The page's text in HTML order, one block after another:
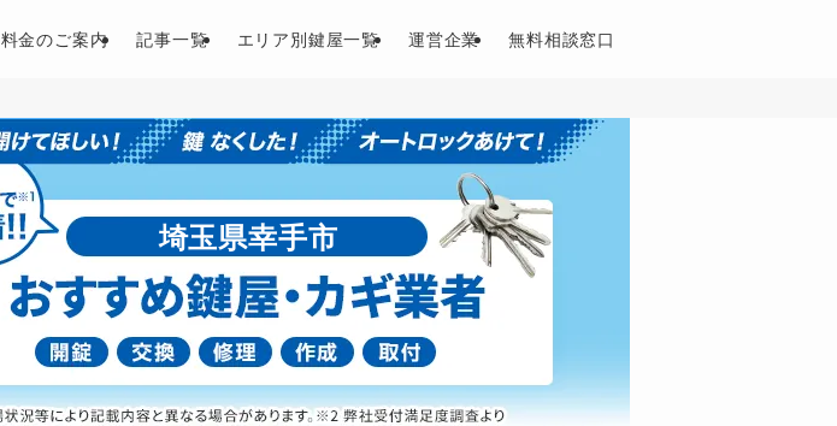
料金のご案内 記事一覧 エリア別鍵屋一覧 運営企業 無料相談窓口
埼玉県幸手市